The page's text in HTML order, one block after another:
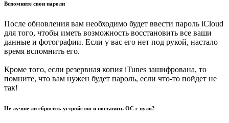
Вспомните свои пароли
После обновления вам необходимо будет ввести пароль iCloud
для того, чтобы иметь возможность восстановить все ваши
данные и фотографии. Если у вас его нет под рукой, настало
время вспомнить его.
Кроме того, если резервная копия iTunes зашифрована, то
помните, что вам нужен будет пароль, если что-то пойдет не
так!
Не лучше ли сбросить устройство и поставить ОС с нуля?